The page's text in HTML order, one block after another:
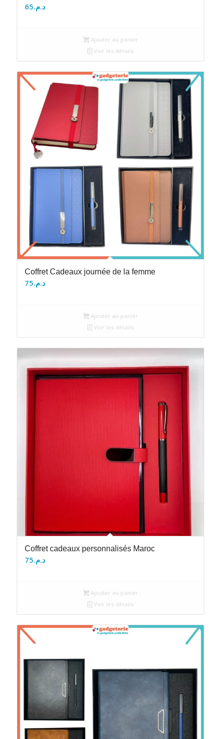
د.م.65
Ajouter au panier
Voir les détails
Coffret Cadeaux journée de la femme
د.م.75
Ajouter au panier
Voir les détails
Coffret cadeaux personnalisés Maroc
د.م.75
Ajouter au panier
Voir les détails